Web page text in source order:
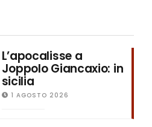
L’apocalisse a
Joppolo Giancaxio: in
sicilia
1 AGOSTO 2026